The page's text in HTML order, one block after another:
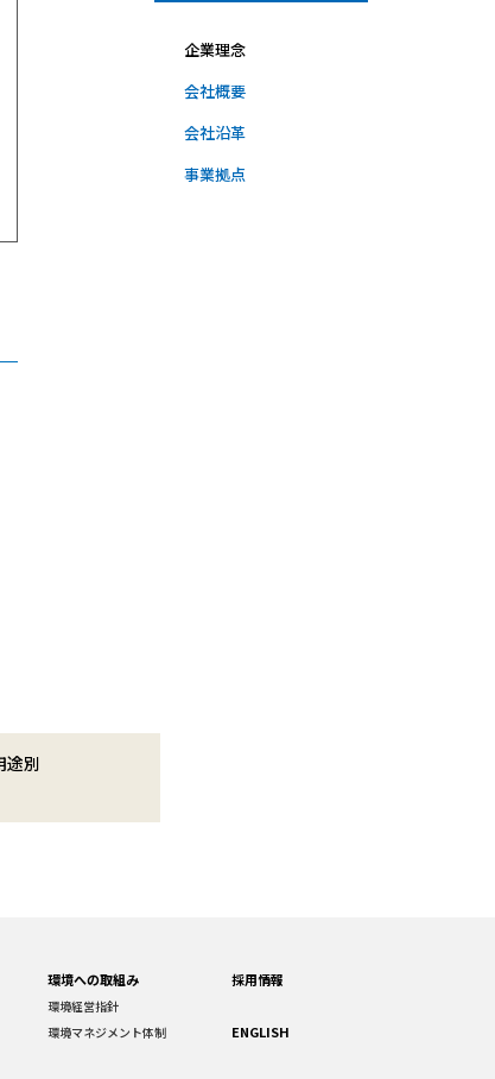
企業理念
会社概要
会社沿革
事業拠点
途別
環境への取組み
環境経営指針
環境マネジメント体制
採用情報
ENGLISH